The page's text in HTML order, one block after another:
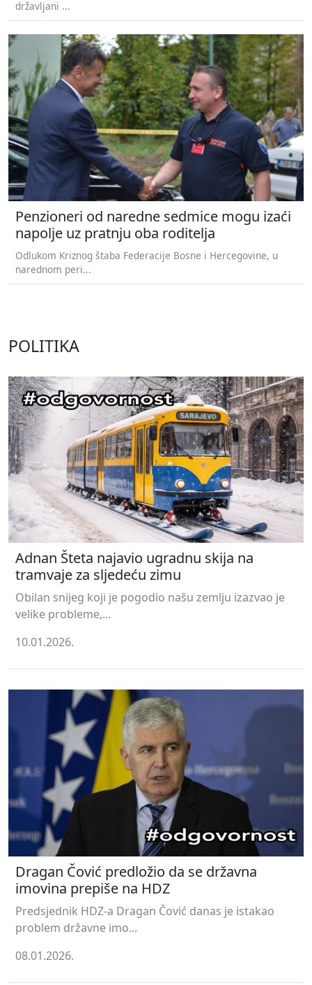
državljani ...
Penzioneri od naredne sedmice mogu izaći
napolje uz pratnju oba roditelja
Odlukom Kriznog štaba Federacije Bosne i Hercegovine, u
narednom peri...
POLITIKA
Adnan Šteta najavio ugradnu skija na
tramvaje za sljedeću zimu
Obilan snijeg koji je pogodio našu zemlju izazvao je
velike probleme,...
10.01.2026.
Dragan Čović predložio da se državna
imovina prepiše na HDZ
Predsjednik HDZ-a Dragan Čović danas je istakao
problem državne imo...
08.01.2026.